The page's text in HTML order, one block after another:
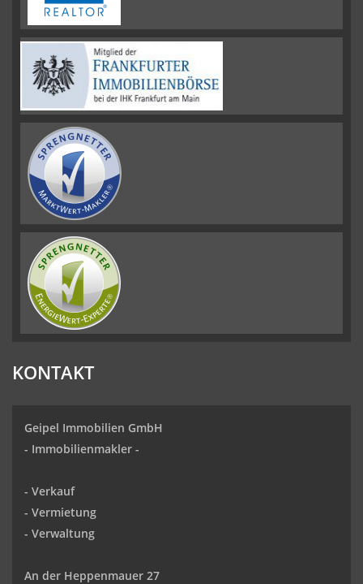
KONTAKT
Geipel Immobilien GmbH
- Immobilienmakler -
- Verkauf
- Vermietung
- Verwaltung
An der Heppenmauer 27